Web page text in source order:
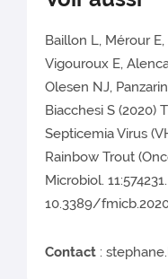
Baillon L, Mérour
Vigouroux E,
Olesen NJ,
Biacchesi S (2020)
Septicemia Virus
Rainbow Trout
Microbiol.
10.3389/
Contact :